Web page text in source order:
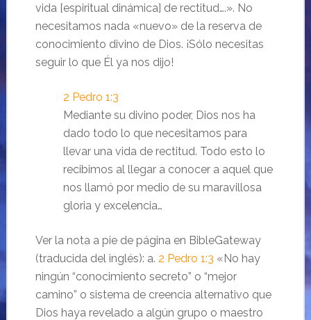
vida [espiritual dinámica] de rectitud….». No
necesitamos nada «nuevo» de la reserva de
conocimiento divino de Dios. ¡Sólo necesitas
seguir lo que Él ya nos dijo!
2 Pedro 1:3
Mediante su divino poder, Dios nos ha
dado todo lo que necesitamos para
llevar una vida de rectitud. Todo esto lo
recibimos al llegar a conocer a aquel que
nos llamó por medio de su maravillosa
gloria y excelencia…
Ver la nota a pie de página en BibleGateway
(traducida del inglés): a. 2 Pedro 1:3 «No hay
ningún “conocimiento secreto” o “mejor
camino” o sistema de creencia alternativo que
Dios haya revelado a algún grupo o maestro